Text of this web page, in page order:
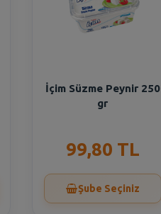
İçim Süzme Peynir 250
gr
99,80 TL
Şube Seçiniz